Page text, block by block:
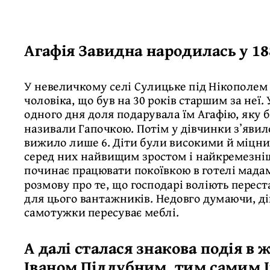
Агафія Завидна народилась у
У невеличкому селі Сулицьке під
чоловіка, що був на 30 років старшим за
одного дня доля подарувала їм Агафію, яку
називали Гапочкою. Потім у дівчинки
вижило лише 6. Діти були високими й
серед них найвищим зростом і
починає працювати покоївкою в готелі
розмову про те, що господарі воліють
для цього вантажників. Недовго думаючи,
самотужки пересуває меблі.
А далі сталася знакова подія в